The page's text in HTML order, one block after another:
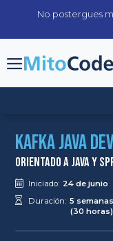
No postergues
Kafka Java
Orientado a Java y
Iniciado: 24 de junio
Duración: 5 semanas
(30 horas)